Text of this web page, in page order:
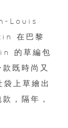
Louis
在巴黎
的草編包
既時尚又
上草繪出
，隔年，